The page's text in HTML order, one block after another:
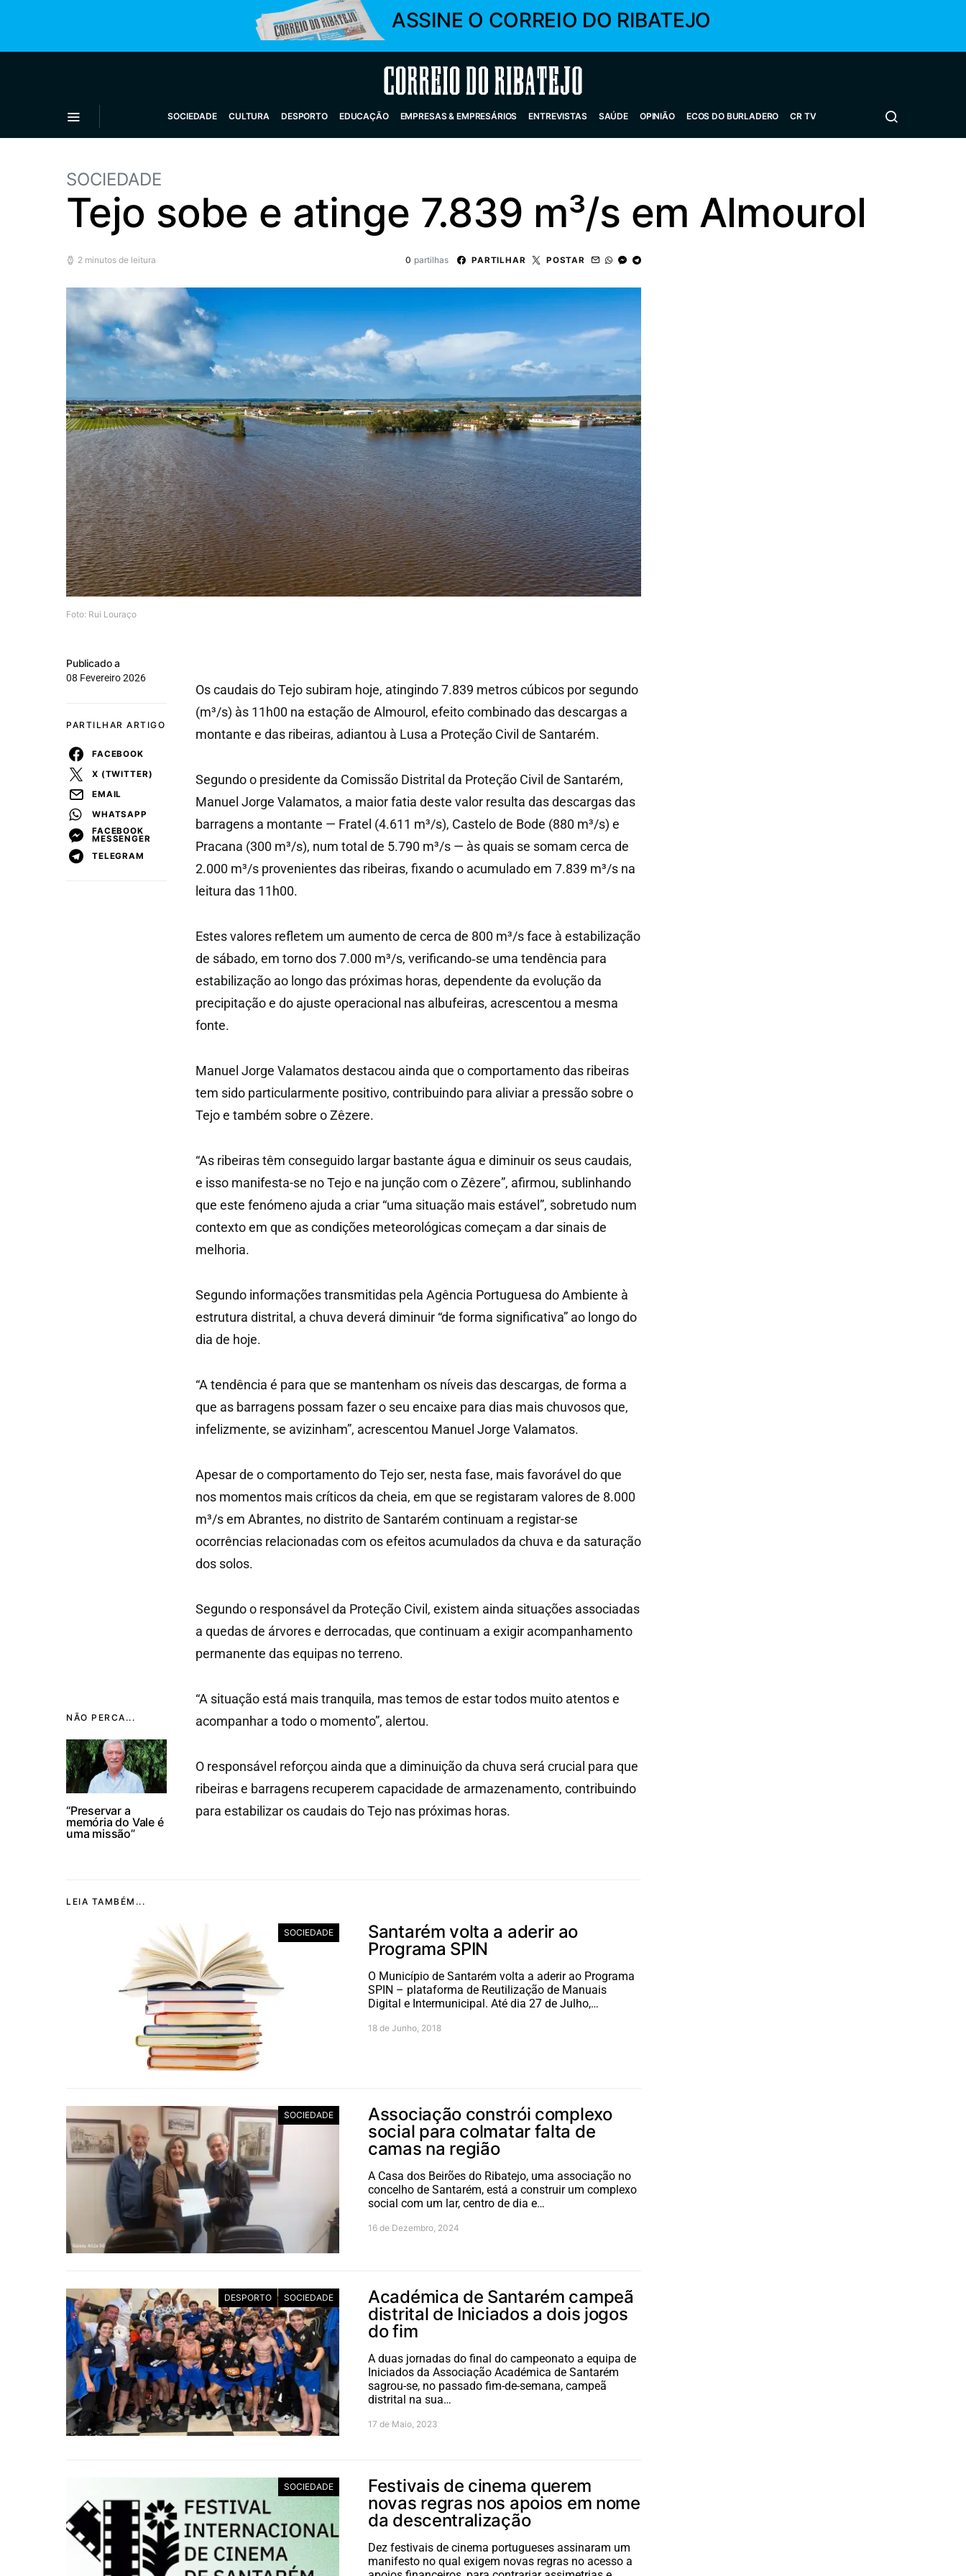
ASSINE O CORREIO DO RIBATEJO
Correio do Ribatejo
SOCIEDADE CULTURA DESPORTO EDUCAÇÃO EMPRESAS & EMPRESÁRIOS ENTREVISTAS SAÚDE OPINIÃO ECOS DO BURLADERO CR TV
SOCIEDADE
Tejo sobe e atinge 7.839 m³/s em Almourol
2 minutos de leitura 0 partilhas PARTILHAR POSTAR
Foto: Rui Louraço
NÃO PERCA...
“Preservar a
memória do Vale é
uma missão”
Publicado a
08 Fevereiro 2026
PARTILHAR ARTIGO
FACEBOOK
X (TWITTER)
EMAIL
WHATSAPP
FACEBOOK
MESSENGER
TELEGRAM
Os caudais do Tejo subiram hoje, atingindo 7.839 metros cúbicos por segundo
(m³/s) às 11h00 na estação de Almourol, efeito combinado das descargas a
montante e das ribeiras, adiantou à Lusa a Proteção Civil de Santarém.
Segundo o presidente da Comissão Distrital da Proteção Civil de Santarém,
Manuel Jorge Valamatos, a maior fatia deste valor resulta das descargas das
barragens a montante — Fratel (4.611 m³/s), Castelo de Bode (880 m³/s) e
Pracana (300 m³/s), num total de 5.790 m³/s — às quais se somam cerca de
2.000 m³/s provenientes das ribeiras, fixando o acumulado em 7.839 m³/s na
leitura das 11h00.
Estes valores refletem um aumento de cerca de 800 m³/s face à estabilização
de sábado, em torno dos 7.000 m³/s, verificando‑se uma tendência para
estabilização ao longo das próximas horas, dependente da evolução da
precipitação e do ajuste operacional nas albufeiras, acrescentou a mesma
fonte.
Manuel Jorge Valamatos destacou ainda que o comportamento das ribeiras
tem sido particularmente positivo, contribuindo para aliviar a pressão sobre o
Tejo e também sobre o Zêzere.
“As ribeiras têm conseguido largar bastante água e diminuir os seus caudais,
e isso manifesta-se no Tejo e na junção com o Zêzere”, afirmou, sublinhando
que este fenómeno ajuda a criar “uma situação mais estável”, sobretudo num
contexto em que as condições meteorológicas começam a dar sinais de
melhoria.
Segundo informações transmitidas pela Agência Portuguesa do Ambiente à
estrutura distrital, a chuva deverá diminuir “de forma significativa” ao longo do
dia de hoje.
“A tendência é para que se mantenham os níveis das descargas, de forma a
que as barragens possam fazer o seu encaixe para dias mais chuvosos que,
infelizmente, se avizinham”, acrescentou Manuel Jorge Valamatos.
Apesar de o comportamento do Tejo ser, nesta fase, mais favorável do que
nos momentos mais críticos da cheia, em que se registaram valores de 8.000
m³/s em Abrantes, no distrito de Santarém continuam a registar-se
ocorrências relacionadas com os efeitos acumulados da chuva e da saturação
dos solos.
Segundo o responsável da Proteção Civil, existem ainda situações associadas
a quedas de árvores e derrocadas, que continuam a exigir acompanhamento
permanente das equipas no terreno.
“A situação está mais tranquila, mas temos de estar todos muito atentos e
acompanhar a todo o momento”, alertou.
O responsável reforçou ainda que a diminuição da chuva será crucial para que
ribeiras e barragens recuperem capacidade de armazenamento, contribuindo
para estabilizar os caudais do Tejo nas próximas horas.
LEIA TAMBÉM...
SOCIEDADE
Santarém volta a aderir ao
Programa SPIN
O Município de Santarém volta a aderir ao Programa
SPIN – plataforma de Reutilização de Manuais
Digital e Intermunicipal. Até dia 27 de Julho,…
18 de Junho, 2018
SOCIEDADE
Associação constrói complexo
social para colmatar falta de
camas na região
A Casa dos Beirões do Ribatejo, uma associação no
concelho de Santarém, está a construir um complexo
social com um lar, centro de dia e…
16 de Dezembro, 2024
DESPORTO SOCIEDADE
Académica de Santarém campeã
distrital de Iniciados a dois jogos
do fim
A duas jornadas do final do campeonato a equipa de
Iniciados da Associação Académica de Santarém
sagrou-se, no passado fim-de-semana, campeã
distrital na sua…
17 de Maio, 2023
SOCIEDADE
Festivais de cinema querem
novas regras nos apoios em nome
da descentralização
Dez festivais de cinema portugueses assinaram um
manifesto no qual exigem novas regras no acesso a